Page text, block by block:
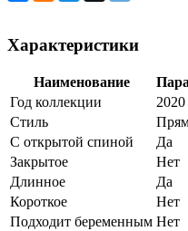
Характеристики
Наименование
Год коллекции
2020
Стиль
С открытой спиной
Да
Закрытое
Нет
Длинное
Да
Короткое
Нет
Подходит беременным Нет